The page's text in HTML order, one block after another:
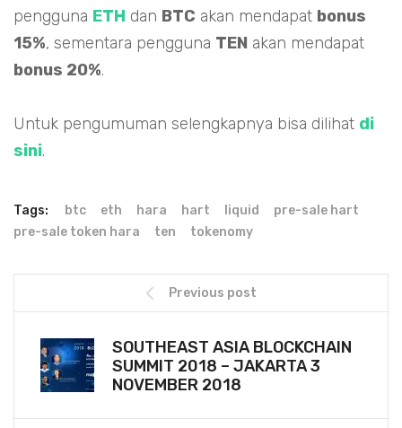
pengguna ETH dan BTC akan mendapat bonus
15%, sementara pengguna TEN akan mendapat
bonus 20%.
Untuk pengumuman selengkapnya bisa dilihat di
sini.
Tags: btc eth hara hart liquid
pre-sale hart
pre-sale token hara
ten tokenomy
Previous post
SOUTHEAST ASIA BLOCKCHAIN
SUMMIT 2018 – JAKARTA 3
NOVEMBER 2018